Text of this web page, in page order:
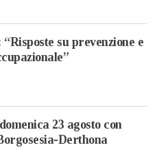
su prevenzione e
23 agosto con
Derthona